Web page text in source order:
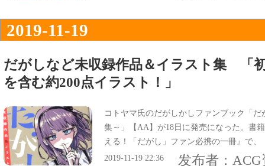
2019-11-19
だがしなど未収録作品＆イラスト集 「
を含む約200点イラスト！」
コトヤマ氏のだがしかしファンブック「
集～」【AA】が18日に発売になった。書
える！「だがし」ファン必携の一冊』で、
2019-11-19 22:36
发布者：